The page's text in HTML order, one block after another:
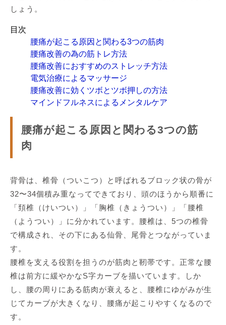
しょう。
目次
腰痛が起こる原因と関わる3つの筋肉
腰痛改善の為の筋トレ方法
腰痛改善におすすめのストレッチ方法
電気治療によるマッサージ
腰痛改善に効くツボとツボ押しの方法
マインドフルネスによるメンタルケア
腰痛が起こる原因と関わる3つの筋
肉
背骨は、椎骨（ついこつ）と呼ばれるブロック状の骨が
32〜34個積み重なってできており、頭のほうから順番に
「頚椎（けいつい）」「胸椎（きょうつい）」「腰椎
（ようつい）」に分かれています。腰椎は、5つの椎骨
で構成され、その下にある仙骨、尾骨とつながっていま
す。
腰椎を支える役割を担うのが筋肉と靭帯です。正常な腰
椎は前方に緩やかなS字カーブを描いています。しか
し、腰の周りにある筋肉が衰えると、腰椎にゆがみが生
じてカーブが大きくなり、腰痛が起こりやすくなるので
す。